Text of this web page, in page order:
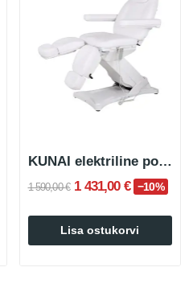
KUNAI elektriline podiaatriline/pediküüritool
1 590,00 € 1 431,00 € −10%
Lisa ostukorvi